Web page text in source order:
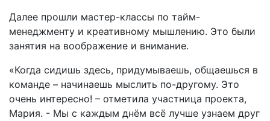
Далее прошли мастер-классы по тайм-
менеджменту и креативному мышлению. Это были
занятия на воображение и внимание.
«Когда сидишь здесь, придумываешь, общаешься в
команде – начинаешь мыслить по-другому. Это
очень интересно! – отметила участница проекта,
Мария. - Мы с каждым днём всё лучше узнаем друг